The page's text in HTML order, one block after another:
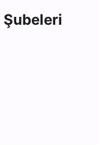
Şubeleri